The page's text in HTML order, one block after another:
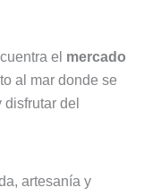
el mercado
al mar donde se
del
artesanía y